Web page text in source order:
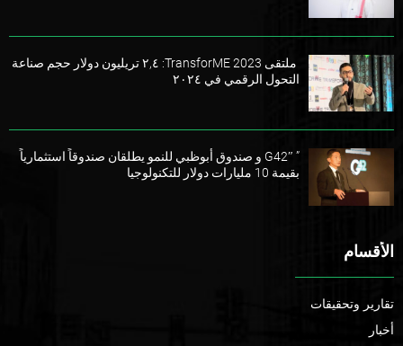
ملتقى TransforME 2023: ٢,٤ تريليون دولار حجم صناعة
التحول الرقمي في ٢٠٢٤
” G42″ و صندوق أبوظبي للنمو يطلقان صندوقاً استثمارياً
بقيمة 10 مليارات دولار للتكنولوجيا
الأقسام
تقارير وتحقيقات
أخبار